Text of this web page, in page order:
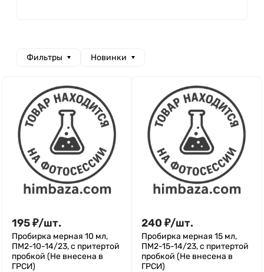
Фильтры Новинки
195₽/шт.
Пробирка мерная 10 мл,
ПМ2-10-14/23, с притертой
пробкой (Не внесена в
ГРСИ)
240 ₽/шт.
Пробирка мерная 15 мл,
ПМ2-15-14/23, с притертой
пробкой (Не внесена в
ГРСИ)